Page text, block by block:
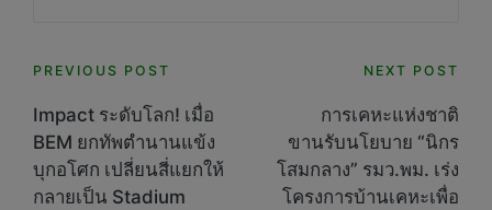
Post
navigation
PREVIOUS POST
Impact ระดับโลก! เมื่อ
BEM ยกทัพตำนานแข้ง
บุกอโศก เปลี่ยนสี่แยกให้
กลายเป็น Stadium
NEXT POST
การเคหะแห่งชาติ
ขานรับนโยบาย “นิกร
โสมกลาง” รมว.พม. เร่ง
โครงการบ้านเคหะเพื่อ